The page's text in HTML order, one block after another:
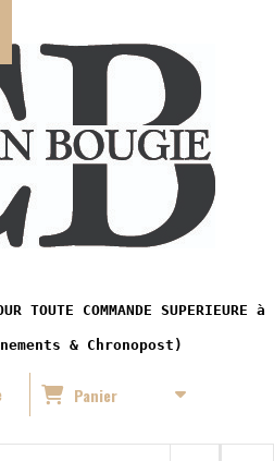
TOUTE COMMANDE SUPERIEURE à
& Chronopost)
Panier